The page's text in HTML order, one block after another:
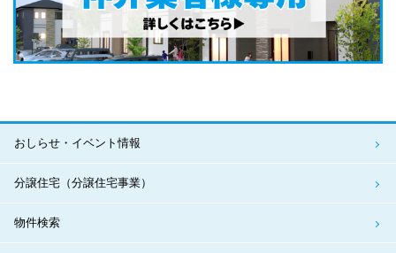
おしらせ・イベント情報
分譲住宅（分譲住宅事業）
物件検索